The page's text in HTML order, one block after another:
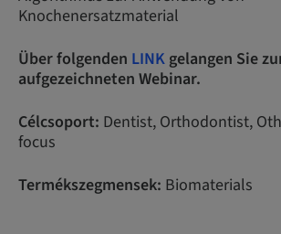
Knochenersatzmaterial
Über folgenden LINKgelangen Sie
aufgezeichneten Webinar.
Célcsoport: Dentist, Orthodontist,
focus
Termékszegmensek: Biomaterials